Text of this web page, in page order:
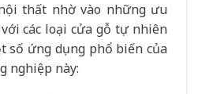
thất nhờ vào những ưu
các loại cửa gỗ tự nhiên
số ứng dụng phổ biến của
nghiệp này: